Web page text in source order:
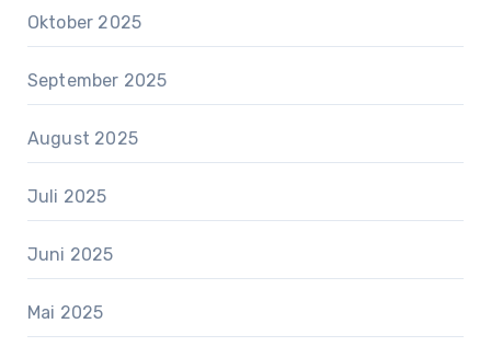
Oktober 2025
September 2025
August 2025
Juli 2025
Juni 2025
Mai 2025